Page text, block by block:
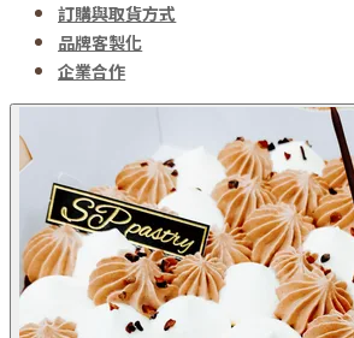
訂購與取貨方式
品牌客製化
企業合作